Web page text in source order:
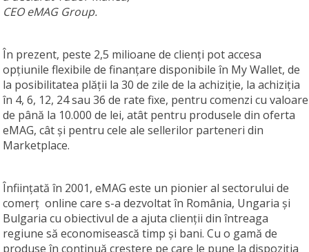
CEO eMAG Group.
În prezent, peste 2,5 milioane de clienți pot accesa
opțiunile flexibile de finanțare disponibile în My Wallet, de
la posibilitatea plății la 30 de zile de la achiziție, la achiziția
în 4, 6, 12, 24 sau 36 de rate fixe, pentru comenzi cu valoare
de până la 10.000 de lei, atât pentru produsele din oferta
eMAG, cât și pentru cele ale sellerilor parteneri din
Marketplace.
Înființată în 2001, eMAG este un pionier al sectorului de
comerţ online care s-a dezvoltat în România, Ungaria și
Bulgaria cu obiectivul de a ajuta clienții din întreaga
regiune să economisească timp și bani. Cu o gamă de
produse în continuă creștere pe care le pune la dispoziția